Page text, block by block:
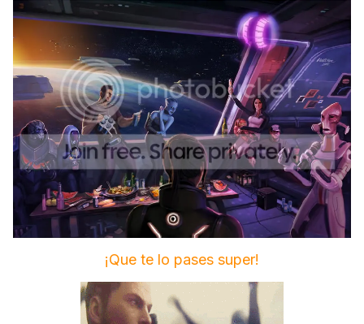
¡Que te lo pases super!